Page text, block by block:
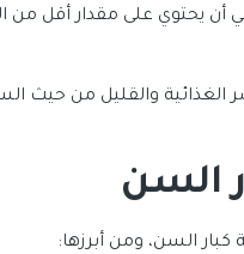
أن يحتوي على مقدار أقل من
الغذائية والقليل من حيث
السن
السن، ومن أبرزها: